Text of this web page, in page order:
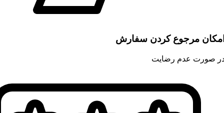
مرجوع کردن سفارش
صورت عدم رضایت